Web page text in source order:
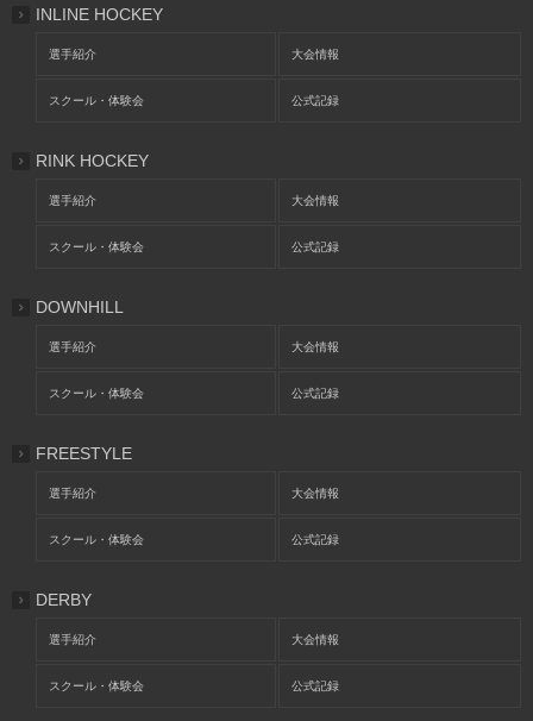
INLINE HOCKEY
選手紹介 大会情報
スクール・体験会 公式記録
RINK HOCKEY
選手紹介 大会情報
スクール・体験会 公式記録
DOWNHILL
選手紹介 大会情報
スクール・体験会 公式記録
FREESTYLE
選手紹介 大会情報
スクール・体験会 公式記録
DERBY
選手紹介 大会情報
スクール・体験会 公式記録